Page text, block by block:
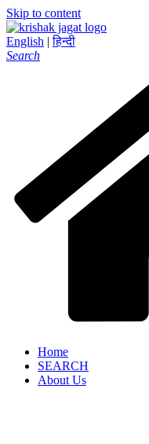
Skip to content
English | हिन्दी
Search
Home
SEARCH
About Us